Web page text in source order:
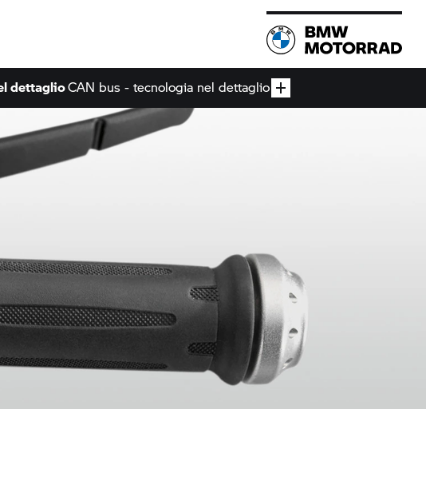
dettaglioCAN bus - tecnologia nel dettaglio